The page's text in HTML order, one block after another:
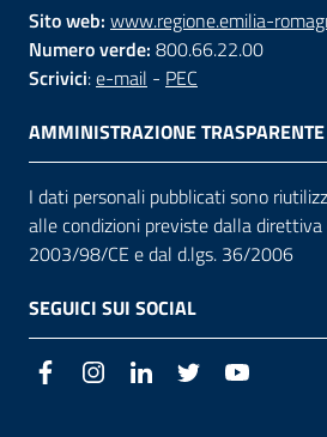
Sito web: www.regione.emilia-
Numero verde: 800.66.22.00
Scrivici:e-mail - PEC
AMMINISTRAZIONE TRASPARENTE
I dati personali pubblicati sono
alle condizioni previste dalla
2003/98/CE e dal d.lgs. 36/2006
SEGUICI SUI SOCIAL
FacebookInstagramLinkedIn Twitter